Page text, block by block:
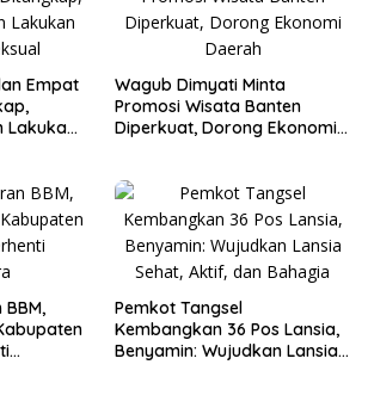
Empat
Lakukan
Wagub Dimyati Minta
Promosi Wisata Banten
Diperkuat, Dorong Ekonomi
Pemkot Tangsel
Kembangkan 36 Pos Lansia,
Benyamin: Wujudkan Lansia